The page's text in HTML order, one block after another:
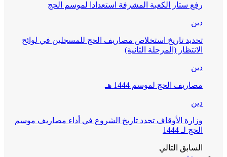
رفع ستار الكعبة المشرفة استعدادا لموسم الحج
دين
تحديد تاريخ استخلاص مصاريف الحج للمسجلين في لوائح
الانتظار (المرحلة الثانية)
دين
مصاريف الحج لموسم 1444 هـ
دين
وزارة الأوقاف تحدد تاريخ الشروع في أداء مصاريف موسم
الحج لـ 1444
السابق التالي